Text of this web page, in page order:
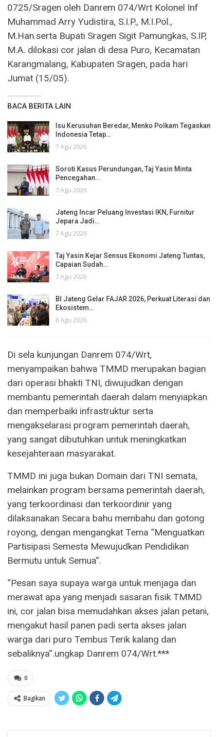
0725/Sragen oleh Danrem 074/Wrt Kolonel Inf
Muhammad Arry Yudistira, S.I.P., M.I.Pol.,
M.Han.serta Bupati Sragen Sigit Pamungkas, S.IP,
M.A. dilokasi cor jalan di desa Puro, Kecamatan
Karangmalang, Kabupaten Sragen, pada hari
Jumat (15/05).
BACA BERITA LAIN
Isu Kerusuhan Beredar, Menko Polkam Tegaskan
Indonesia Tetap…
7 Agu 2026
Soroti Kasus Perundungan, Taj Yasin Minta
Pencegahan…
7 Agu 2026
Jateng Incar Peluang Investasi IKN, Furnitur
Jepara Jadi…
7 Agu 2026
Taj Yasin Kejar Sensus Ekonomi Jateng Tuntas,
Capaian Sudah…
7 Agu 2026
BI Jateng Gelar FAJAR 2026, Perkuat Literasi dan
Ekosistem…
6 Agu 2026
Di sela kunjungan Danrem 074/Wrt,
menyampaikan bahwa TMMD merupakan bagian
dari operasi bhakti TNI, diwujudkan dengan
membantu pemerintah daerah dalam menyiapkan
dan memperbaiki infrastruktur serta
mengakselarasi program pemerintah daerah,
yang sangat dibutuhkan untuk meningkatkan
kesejahteraan masyarakat.
TMMD ini juga bukan Domain dari TNI semata,
melainkan program bersama pemerintah daerah,
yang terkoordinasi dan terkoordinir yang
dilaksanakan Secara bahu membahu dan gotong
royong, dengan mengangkat Tema “Menguatkan
Partisipasi Semesta Mewujudkan Pendidikan
Bermutu untuk Semua”.
“Pesan saya supaya warga untuk menjaga dan
merawat apa yang menjadi sasaran fisik TMMD
ini, cor jalan bisa memudahkan akses jalan petani,
mengakut hasil panen padi serta akses jalan
warga dari puro Tembus Terik kalang dan
sebaliknya”.ungkap Danrem 074/Wrt.***
0
Bagikan